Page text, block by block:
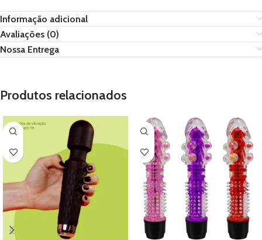
Informação adicional
Avaliações (0)
Nossa Entrega
Produtos relacionados